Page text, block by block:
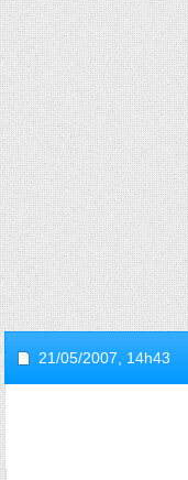
21/05/2007, 14h43